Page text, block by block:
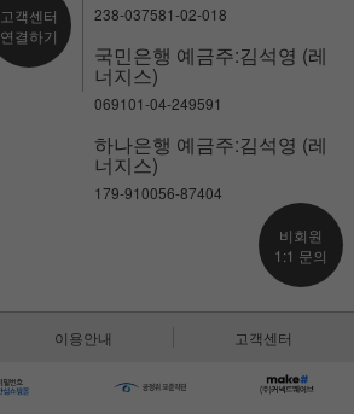
고객센터
연결하기
238-037581-02-018
국민은행 예금주:김석영 (레
너지스)
069101-04-249591
하나은행 예금주:김석영 (레
너지스)
179-910056-87404
비회원
1:1 문의
이용안내 고객센터